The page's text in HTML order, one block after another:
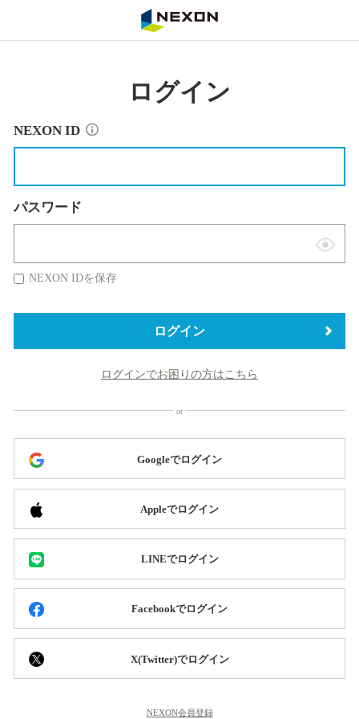
ログイン
NEXON ID
パスワード
表
替
NEXON IDを保存
ログイン
ログインでお困りの方はこちら
Googleでログイン
Appleでログイン
LINEでログイン
Facebookでログイン
X(Twitter)でログイン
NEXON会員登録